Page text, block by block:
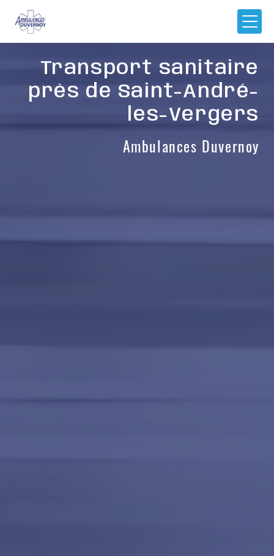
Transport sanitaire
près de Saint-André-
les-Vergers
Ambulances Duvernoy
Panneau de gestion des cookies